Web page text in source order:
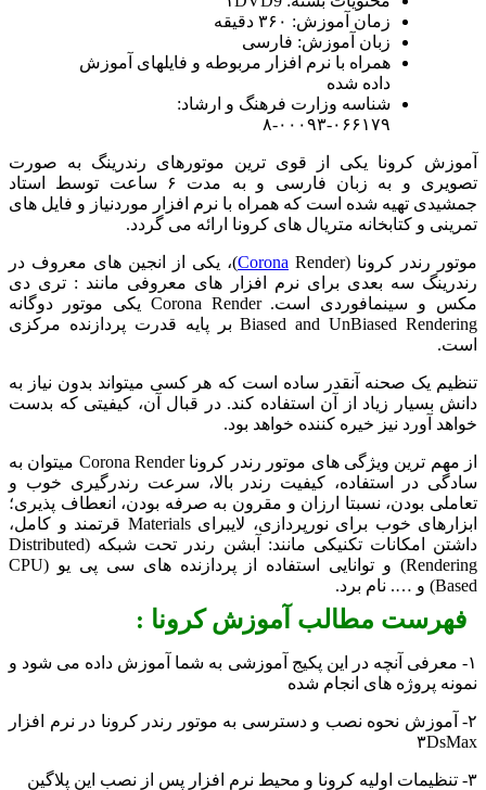
زمان آموزش: ۳۶۰ دقیقه
زبان آموزش: فارسی
همراه با نرم افزار مربوطه و فایلهای آموزش
داده شده
شناسه وزارت فرهنگ و ارشاد:
۰۶۶۱۷۹-۰۰۰۹۳-۸
آموزش کرونا یکی از قوی ترین موتورهای رندرینگ به صورت
تصویری و به زبان فارسی و به مدت ۶ ساعت توسط استاد
جمشیدی تهیه شده است که همراه با نرم افزار موردنیاز و فایل های
تمرینی و کتابخانه متریال های کرونا ارائه می گردد.
موتور رندر کرونا ( CoronaRender)، یکی از انجین های معروف در
رندرینگ سه بعدی برای نرم افزار های معروفی مانند : تری دی
مکس و سینمافوردی است. Corona Render یکی موتور دوگانه
Biased and UnBiased Rendering بر پایه قدرت پردازنده مرکزی
است.
تنظیم یک صحنه آنقدر ساده است که هر کسی میتواند بدون نیاز به
دانش بسیار زیاد از آن استفاده کند. در قبال آن، کیفیتی که بدست
خواهد آورد نیز خیره کننده خواهد بود.
از مهم ترین ویژگی های موتور رندر کرونا Corona Render میتوان به
سادگی در استفاده، کیفیت رندر بالا، سرعت رندرگیری خوب و
تعاملی بودن، نسبتا ارزان و مقرون به صرفه بودن، انعطاف پذیری؛
ابزارهای خوب برای نورپردازی، لایبرای Materials قرتمند و کامل،
داشتن امکانات تکنیکی مانند: آبشن رندر تحت شبکه (Distributed
Rendering) و توانایی استفاده از پردازنده های سی پی یو (CPU
Based) و …. نام برد.
فهرست مطالب آموزش کرونا :
۱- معرفی آنچه در این پکیج آموزشی به شما آموزش داده می شود و
نمونه پروژه های انجام شده
۲- آموزش نحوه نصب و دسترسی به موتور رندر کرونا در نرم افزار
۳DsMax
۳- تنظیمات اولیه کرونا و محیط نرم افزار پس از نصب این پلاگین